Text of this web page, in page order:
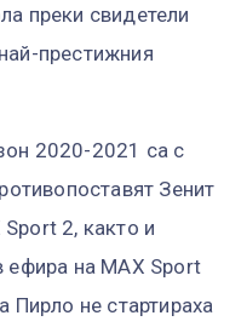
преки свидетели
престижния
2020-2021 са с
Зенит
2, както и
на MAX Sport
Пирло не стартираха